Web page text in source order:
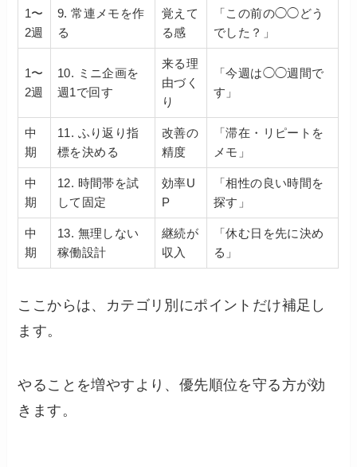
1〜
2週
9. 常連メモを作
る
覚えて
る感
「この前の◯◯どう
でした？」
1〜
2週
10. ミニ企画を
週1で回す
来る理
由づく
り
「今週は◯◯週間で
す」
中
期
11. ふり返り指
標を決める
改善の
精度
「滞在・リピートを
メモ」
中
期
12. 時間帯を試
して固定
効率U
P
「相性の良い時間を
探す」
中
期
13. 無理しない
稼働設計
継続が
収入
「休む日を先に決め
る」
ここからは、カテゴリ別にポイントだけ補足し
ます。
やることを増やすより、優先順位を守る方が効
きます。